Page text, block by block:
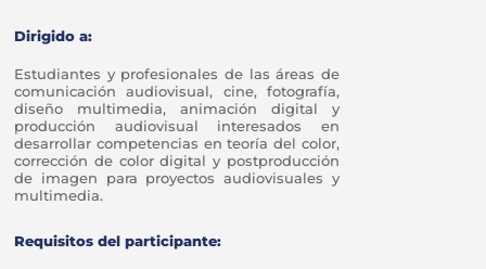
Dirigido a:
Estudiantes y profesionales de las áreas de
comunicación audiovisual, cine, fotografía,
diseño multimedia, animación digital y
producción audiovisual interesados en
desarrollar competencias en teoría del color,
corrección de color digital y postproducción
de imagen para proyectos audiovisuales y
multimedia.
Requisitos del participante: